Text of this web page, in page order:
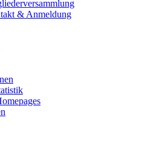
& Anmeldung